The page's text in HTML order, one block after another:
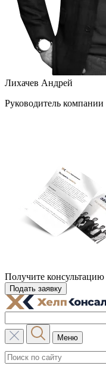
Лихачев Андрей
Руководитель компании
Получите консультацию
Подать заявку
Меню